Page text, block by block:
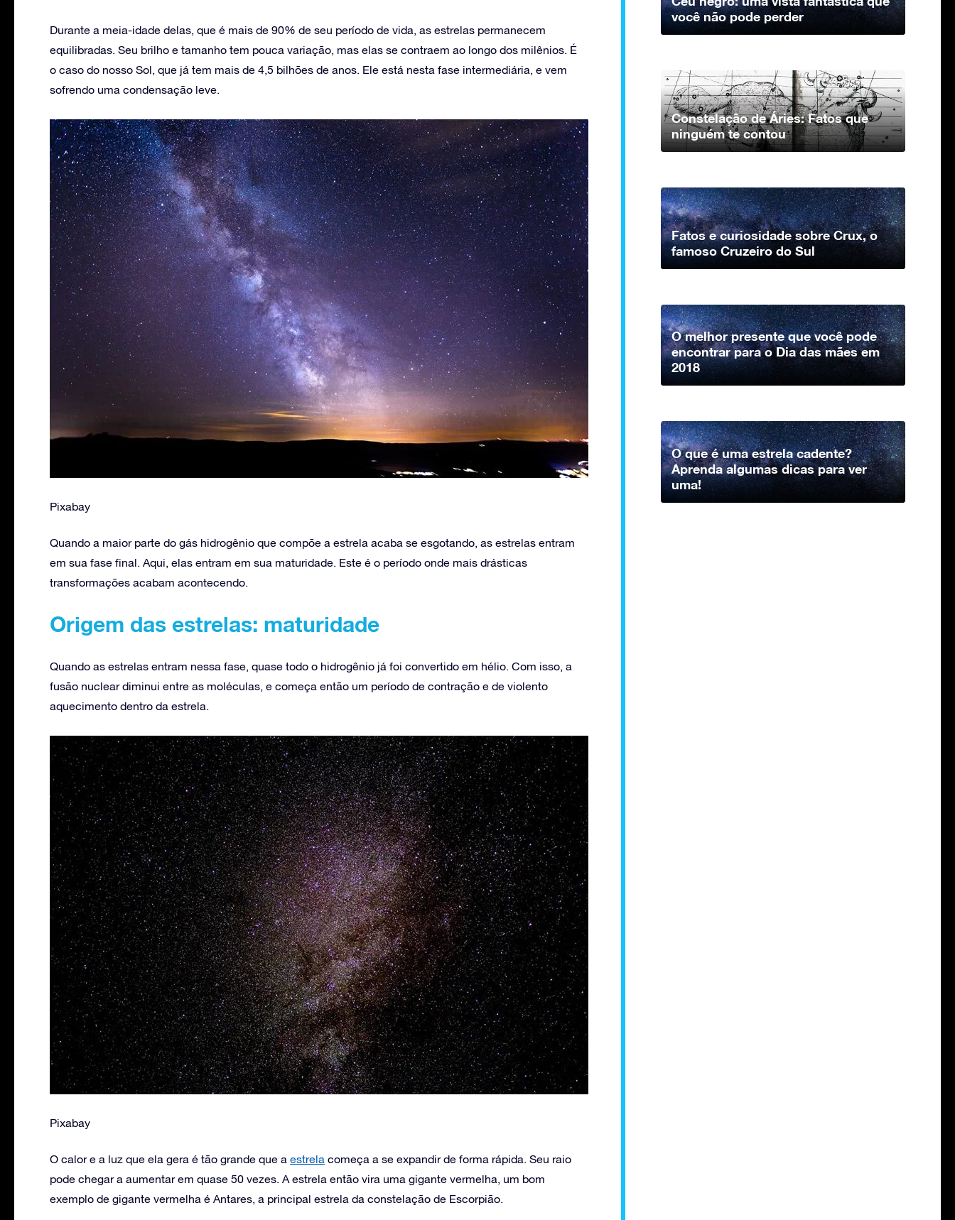
Durante a meia-idade delas, que é mais de 90% de seu período de vida, as estrelas permanecem
equilibradas. Seu brilho e tamanho tem pouca variação, mas elas se contraem ao longo dos milênios. É
o caso do nosso Sol, que já tem mais de 4,5 bilhões de anos. Ele está nesta fase intermediária, e vem
sofrendo uma condensação leve.
Pixabay
Quando a maior parte do gás hidrogênio que compõe a estrela acaba se esgotando, as estrelas entram
em sua fase final. Aqui, elas entram em sua maturidade. Este é o período onde mais drásticas
transformações acabam acontecendo.
Origem das estrelas: maturidade
Quando as estrelas entram nessa fase, quase todo o hidrogênio já foi convertido em hélio. Com isso, a
fusão nuclear diminui entre as moléculas, e começa então um período de contração e de violento
aquecimento dentro da estrela.
Pixabay
O calor e a luz que ela gera é tão grande que a estrela começa a se expandir de forma rápida. Seu raio
pode chegar a aumentar em quase 50 vezes. A estrela então vira uma gigante vermelha, um bom
exemplo de gigante vermelha é Antares, a principal estrela da constelação de Escorpião.
você não pode perder
Constelação de Áries: Fatos que
ninguém te contou
Fatos e curiosidade sobre Crux, o
famoso Cruzeiro do Sul
O melhor presente que você pode
encontrar para o Dia das mães em
2018
O que é uma estrela cadente?
Aprenda algumas dicas para ver
uma!